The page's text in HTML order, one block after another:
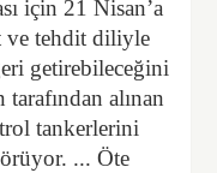
için 21 Nisan’a
ve tehdit diliyle
getirebileceğini
alınan
tankerlerini
... Öte